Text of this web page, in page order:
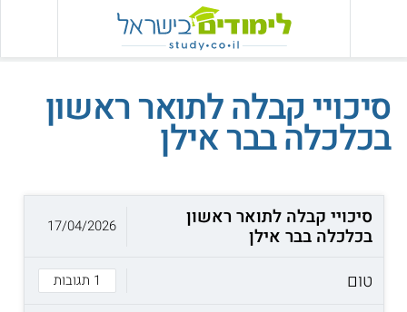
סיכויי קבלה לתואר ראשון
בכלכלה בבר אילן
סיכויי קבלה לתואר ראשון
בכלכלה בבר אילן
טום
1 תגובות
17/04/2026